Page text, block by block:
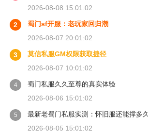
2026-08-08 15:01:02
2
蜀门sf开服：老玩家回归潮
2026-08-07 20:01:02
3
莫信私服GM权限获取捷径
2026-08-07 10:01:02
4
蜀门私服久久至尊的真实体验
2026-08-06 15:01:02
5
最新老蜀门私服实测：怀旧服还能撑多久
2026-08-05 15:01:02